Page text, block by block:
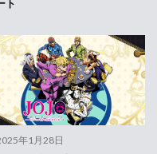
ト
年1月28日